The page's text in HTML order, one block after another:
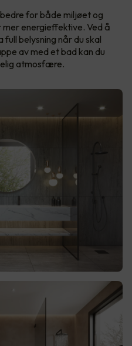
for både miljøet og
energieffektive. Ved å
belysning når du skal
av med et bad kan du
atmosfære.